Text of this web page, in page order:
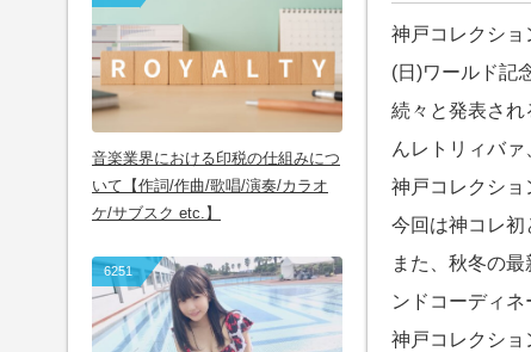
神戸コレクショ
(日)ワールド記
続々と発表さ
んレトリィバァ
神戸コレクショ
今回は神コレ初
また、秋冬の
ンドコーディネ
神戸コレクシ
音楽業界における印税の仕組みにつ
いて【作詞/作曲/歌唱/演奏/カラオ
ケ/サブスク etc.】
6251